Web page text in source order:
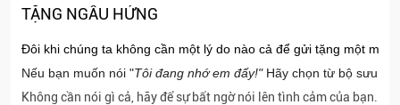
TẶNG NGẪU HỨNG
Đôi khi chúng ta không cần một lý do nào cả để gửi tặng một
Nếu bạn muốn nói "Tôi đang nhớ em đấy!"Hãy chọn từ bộ sưu
Không cần nói gì cả, hãy để sự bất ngờ nói lên tình cảm của bạn...